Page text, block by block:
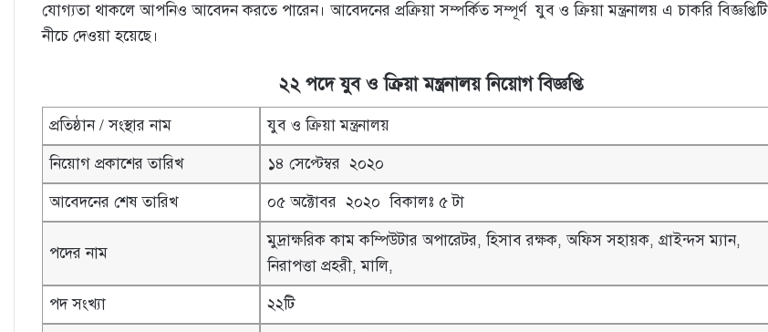
যোগ্যতা থাকলে আপনিও আবেদন করতে পারেন। আবেদনের প্রক্রিয়া সম্পর্কিত সম্পূর্ণ যুব ও ক্রিয়া মন্ত্রনালয় এ চাকরি বিজ্ঞপ্তিটি
নীচে দেওয়া হয়েছে।
২২ পদে যুব ও ক্রিয়া মন্ত্রনালয় নিয়োগ বিজ্ঞপ্তি
প্রতিষ্ঠান / সংস্থার নাম
যুব ও ক্রিয়া মন্ত্রনালয়
নিয়োগ প্রকাশের তারিখ
১৪ সেপ্টেম্বর ২০২০
আবেদনের শেষ তারিখ
০৫ অক্টোবর ২০২০ বিকালঃ ৫ টা
পদের নাম
মুদ্রাক্ষরিক কাম কম্পিউটার অপারেটর, হিসাব রক্ষক, অফিস সহায়ক, গ্রাইন্দস ম্যান,
নিরাপত্তা প্রহরী, মালি,
পদ সংখ্যা
২২টি